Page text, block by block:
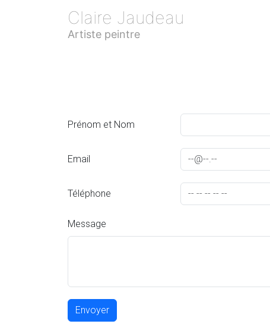
Claire Jaudeau
Artiste peintre
Prénom et Nom
Email
Téléphone
Message
Envoyer